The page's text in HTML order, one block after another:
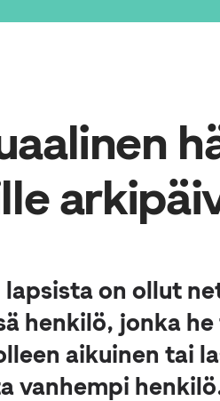
lapsista on ollut
henkilö, jonka
aikuinen tai
vanhempi